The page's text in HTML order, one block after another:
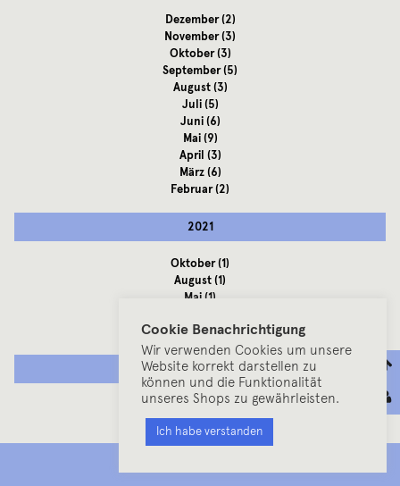
Dezember(2)
November(3)
Oktober(3)
September(5)
August(3)
Juli(5)
Juni(6)
Mai(9)
April (3)
März(6)
Februar(2)
2021
Oktober(1)
August(1)
Mai(1)
Januar(1)
2020
Dezember(1)
September(1)
Juni (1)
April(1)
Cookie Benachrichtigung
Wir verwenden Cookies um unsere
Website korrekt darstellen zu
können und die Funktionalität
unseres Shops zu gewährleisten.
Ich habe verstanden